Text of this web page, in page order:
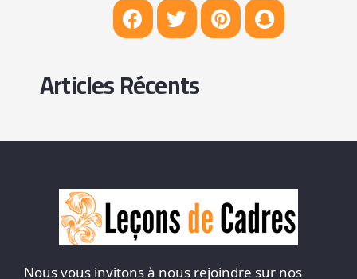
Articles Récents
Nous vous invitons à nous rejoindre sur nos